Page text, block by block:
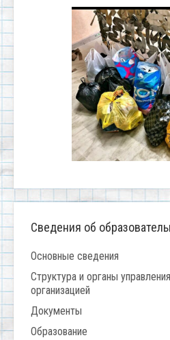
Сведения об
Основные сведения
Структура и органы
организацией
Документы
Образование